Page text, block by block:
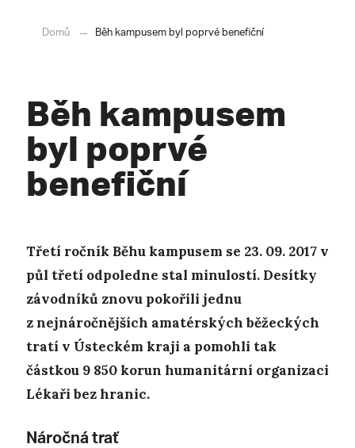
Domů Běh kampusem byl poprvé benefiční
Běh kampusem
byl poprvé
benefiční
Třetí ročník Běhu kampusem se 23. 09. 2017 v
půl třetí odpoledne stal minulostí. Desítky
závodníků znovu pokořili jednu
z nejnáročnějších amatérských běžeckých
tratí v Ústeckém kraji a pomohli tak
částkou 9 850 korun humanitární organizaci
Lékaři bez hranic.
Náročná trať